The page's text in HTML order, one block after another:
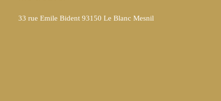
33 rue Emile Bident 93150 Le Blanc Mesnil